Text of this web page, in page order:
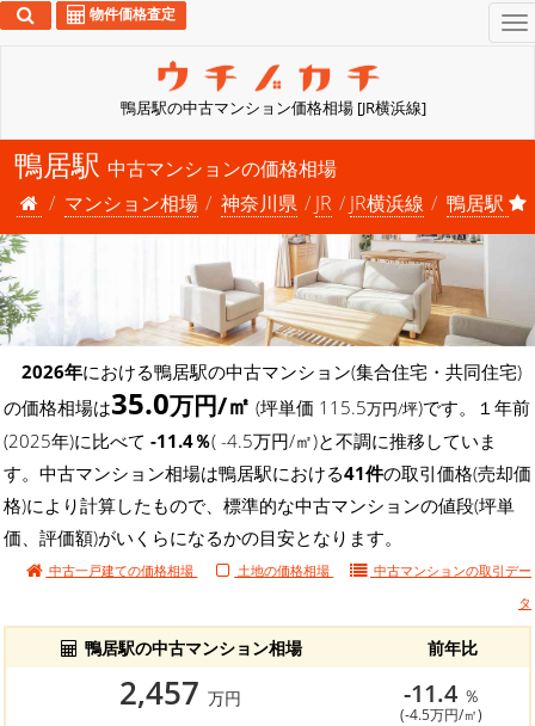
鴨居駅の中古マンション価格相場 [JR横浜線]
物件価格査定
鴨居駅 中古マンションの価格相場
マンション相場
神奈川県 JR JR横浜線 鴨居駅
2026年における鴨居駅の中古マンション(集合住宅・共同住宅)
の価格相場は35.0万円/㎡ (坪単価 115.5万円/坪)です。１年前
(2025年)に比べて -11.4％( -4.5万円/㎡)と不調に推移していま
す。中古マンション相場は鴨居駅における41件の取引価格(売却価
格)により計算したもので、標準的な中古マンションの値段(坪単
価、評価額)がいくらになるかの目安となります。
中古一戸建ての価格相場 土地の価格相場 中古マンションの取引デー
タ
鴨居駅の中古マンション相場 前年比
2,457 万円 -11.4 ％
(-4.5万円/㎡)